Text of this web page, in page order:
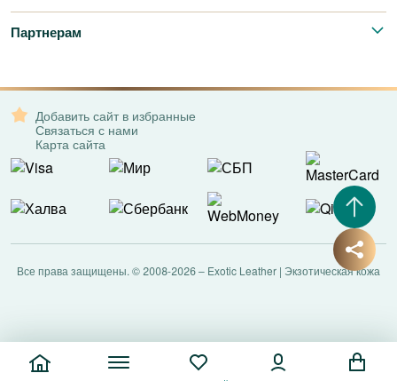
Партнерам
Добавить сайт в избранные
Связаться с нами
Карта сайта
Все права защищены. © 2008-2026 – Exotic Leather | Экзотическая кожа